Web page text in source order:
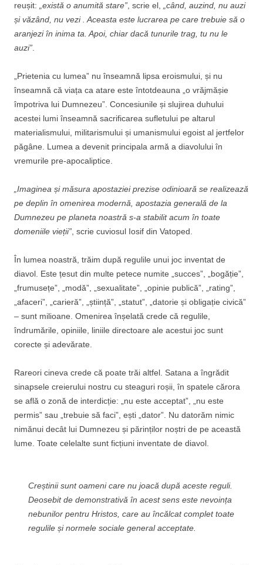
reușit:
„există o anumită stare” , scrie el,
„când, auzind, nu auzi
și văzând, nu vezi . Aceasta este lucrarea pe care trebuie să o
aranjezi în inima ta. Apoi, chiar dacă tunurile trag, tu nu le
auzi”
„Prietenia cu lumea” nu înseamnă lipsa eroismului, și nu
înseamnă că viața ca atare este întotdeauna „o vrăjmășie
împotriva lui Dumnezeu”. Concesiunile și slujirea duhului
acestei lumi înseamnă sacrificarea sufletului pe altarul
materialismului, militarismului și umanismului egoist al jertfelor
păgâne. Lumea a devenit principala armă a diavolului în
vremurile pre-apocaliptice.
„Imaginea și măsura apostaziei prezise odinioară se realizează
pe deplin în omenirea modernă, apostazia generală de la
Dumnezeu pe planeta noastră s-a stabilit acum în toate
domeniile vieții” , scrie cuviosul Iosif din Vatoped.
În lumea noastră, trăim după regulile unui joc inventat de
diavol. Este țesut din multe petece numite „succes”, „bogăție”,
„frumusețe”, „modă”, „sexualitate”, „opinie publică”, „rating”,
„afaceri”, „carieră”, „știință”, „statut”, „datorie și obligație civică”
– sunt milioane. Omenirea înșelată crede că regulile,
îndrumările, opiniile, liniile directoare ale acestui joc sunt
corecte și adevărate.
Rareori cineva crede că poate trăi altfel. Satana a îngrădit
sinapsele creierului nostru cu steaguri roșii, în spatele cărora
se află o zonă de interdicție: „nu este acceptat”, „nu este
permis” sau „trebuie să faci”, ești „dator”. Nu datorăm nimic
nimănui decât lui Dumnezeu și părinților noștri de pe această
lume. Toate celelalte sunt ficțiuni inventate de diavol.
Creștinii sunt oameni care nu joacă după aceste reguli.
Deosebit de demonstrativă în acest sens este nevoința
nebunilor pentru Hristos, care au încălcat complet toate
regulile și normele sociale general acceptate.